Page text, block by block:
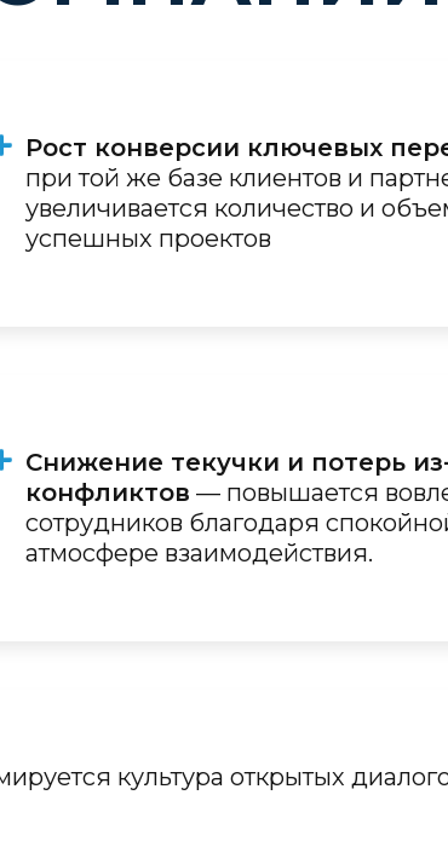
Рост конверсии ключевых
при той же базе клиентов и
увеличивается количество и
успешных проектов
Снижение текучки и потерь
конфликтов — повышается
сотрудников благодаря
атмосфере взаимодействия.
культура открытых